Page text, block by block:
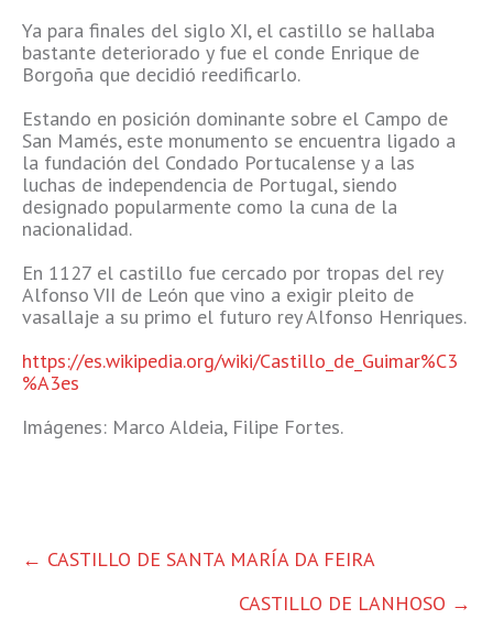
Ya para finales del siglo XI, el castillo se hallaba
bastante deteriorado y fue el conde Enrique de
Borgoña que decidió reedificarlo.
Estando en posición dominante sobre el Campo de
San Mamés, este monumento se encuentra ligado a
la fundación del Condado Portucalense y a las
luchas de independencia de Portugal, siendo
designado popularmente como la cuna de la
nacionalidad.
En 1127 el castillo fue cercado por tropas del rey
Alfonso VII de León que vino a exigir pleito de
vasallaje a su primo el futuro rey Alfonso Henriques.
https://es.wikipedia.org/wiki/Castillo_de_Guimar%C3
%A3es
Imágenes: Marco Aldeia, Filipe Fortes.
OTRAS
ENTRADAS
← CASTILLO DE SANTA MARÍA DA FEIRA
CASTILLO DE LANHOSO →